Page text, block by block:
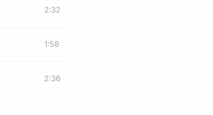
2:32
1:58
2:36